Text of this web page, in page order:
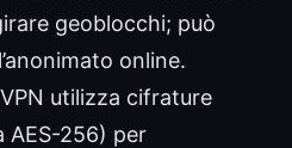
geoblocchi; può
online.
utilizza cifrature
AES-256) per